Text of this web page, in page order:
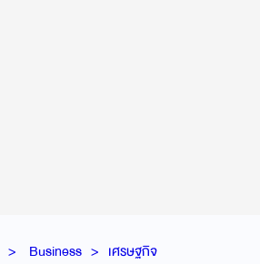
Business เศรษฐกิจ